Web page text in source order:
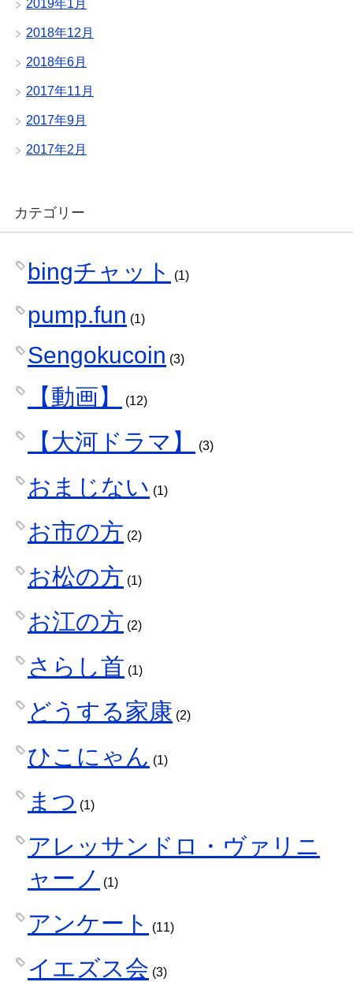
2019年1月
2018年12月
2018年6月
2017年11月
2017年9月
2017年2月
カテゴリー
bingチャット (1)
pump.fun (1)
Sengokucoin (3)
【動画】 (12)
【大河ドラマ】 (3)
おまじない (1)
お市の方 (2)
お松の方 (1)
お江の方 (2)
さらし首 (1)
どうする家康 (2)
ひこにゃん (1)
まつ (1)
アレッサンドロ・ヴァリニ
ャーノ
(1)
アンケート (11)
イエズス会 (3)